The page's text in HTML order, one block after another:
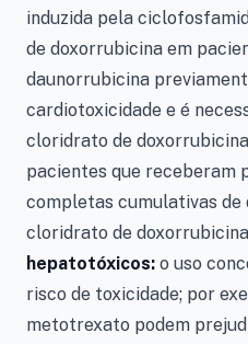
induzida pela
de doxorrubicina em
daunorrubicina
cardiotoxicidade e é
cloridrato de
pacientes que receberam
completas cumulativas de
cloridrato de
hepatotóxicos: o uso
risco de toxicidade; por
metotrexato podem